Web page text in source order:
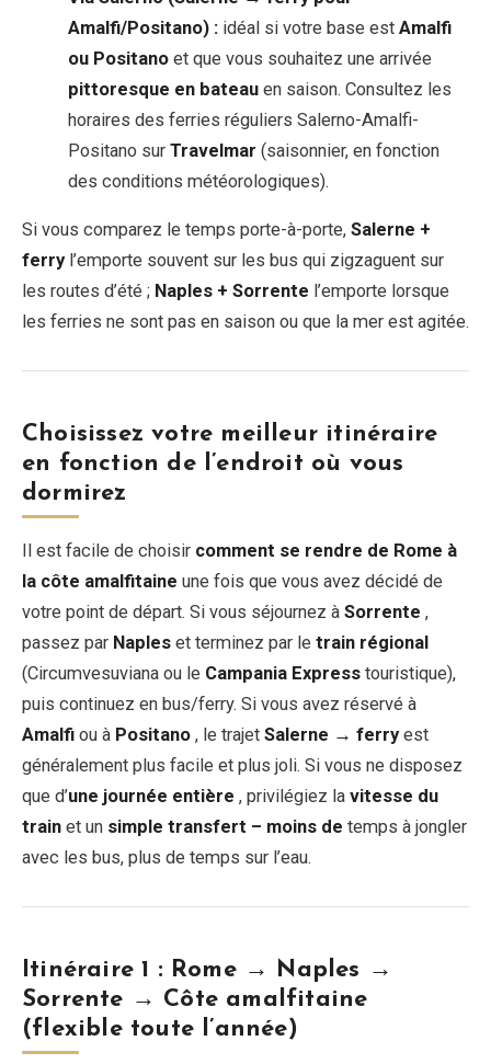
Amalfi/Positano) : idéal si votre base est Amalfi
ou Positano et que vous souhaitez une arrivée
pittoresque en bateau en saison. Consultez les
horaires des ferries réguliers Salerno-Amalfi-
Positano sur Travelmar (saisonnier, en fonction
des conditions météorologiques).
Si vous comparez le temps porte-à-porte, Salerne +
ferryl’emporte souvent sur les bus qui zigzaguent sur
les routes d’été ; Naples + Sorrente l’emporte lorsque
les ferries ne sont pas en saison ou que la mer est agitée.
Choisissez votre meilleur itinéraire
en fonction de l’endroit où vous
dormirez
Il est facile de choisir comment se rendre de Rome à
la côte amalfitaine une fois que vous avez décidé de
votre point de départ. Si vous séjournez à Sorrente ,
passez par Naples et terminez par le train régional
(Circumvesuviana ou le Campania Express touristique),
puis continuez en bus/ferry. Si vous avez réservé à
Amalfi ou à Positano , le trajet Salerne → ferryest
généralement plus facile et plus joli. Si vous ne disposez
que d’une journée entière , privilégiez la vitesse du
train et un simple transfert – moins de temps à jongler
avec les bus, plus de temps sur l’eau.
Itinéraire 1 : Rome → Naples →
Sorrente → Côte amalfitaine
(flexible toute l’année)